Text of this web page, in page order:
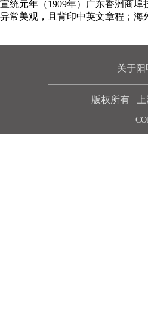
宣统元年（1909年）广东香洲商
异常美观，且背印中英文章程；海
关于阳
版权所有 上